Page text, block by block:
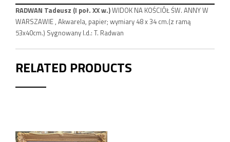
RADWAN Tadeusz (I poł. XX w.)WIDOK NA KOŚCIÓŁ ŚW. ANNY W
WARSZAWIE , Akwarela, papier; wymiary 48 x 34 cm.(z ramą
53x40cm.) Sygnowany l.d.: T. Radwan
RELATED PRODUCTS